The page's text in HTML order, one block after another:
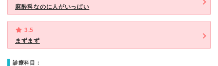
麻酔科なのに人がいっぱい
3.5
まずまず
診療科目：